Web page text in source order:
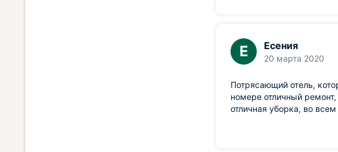
Е Есения
20 марта 2020
Потрясающий отель,
номере отличный
отличная уборка, во